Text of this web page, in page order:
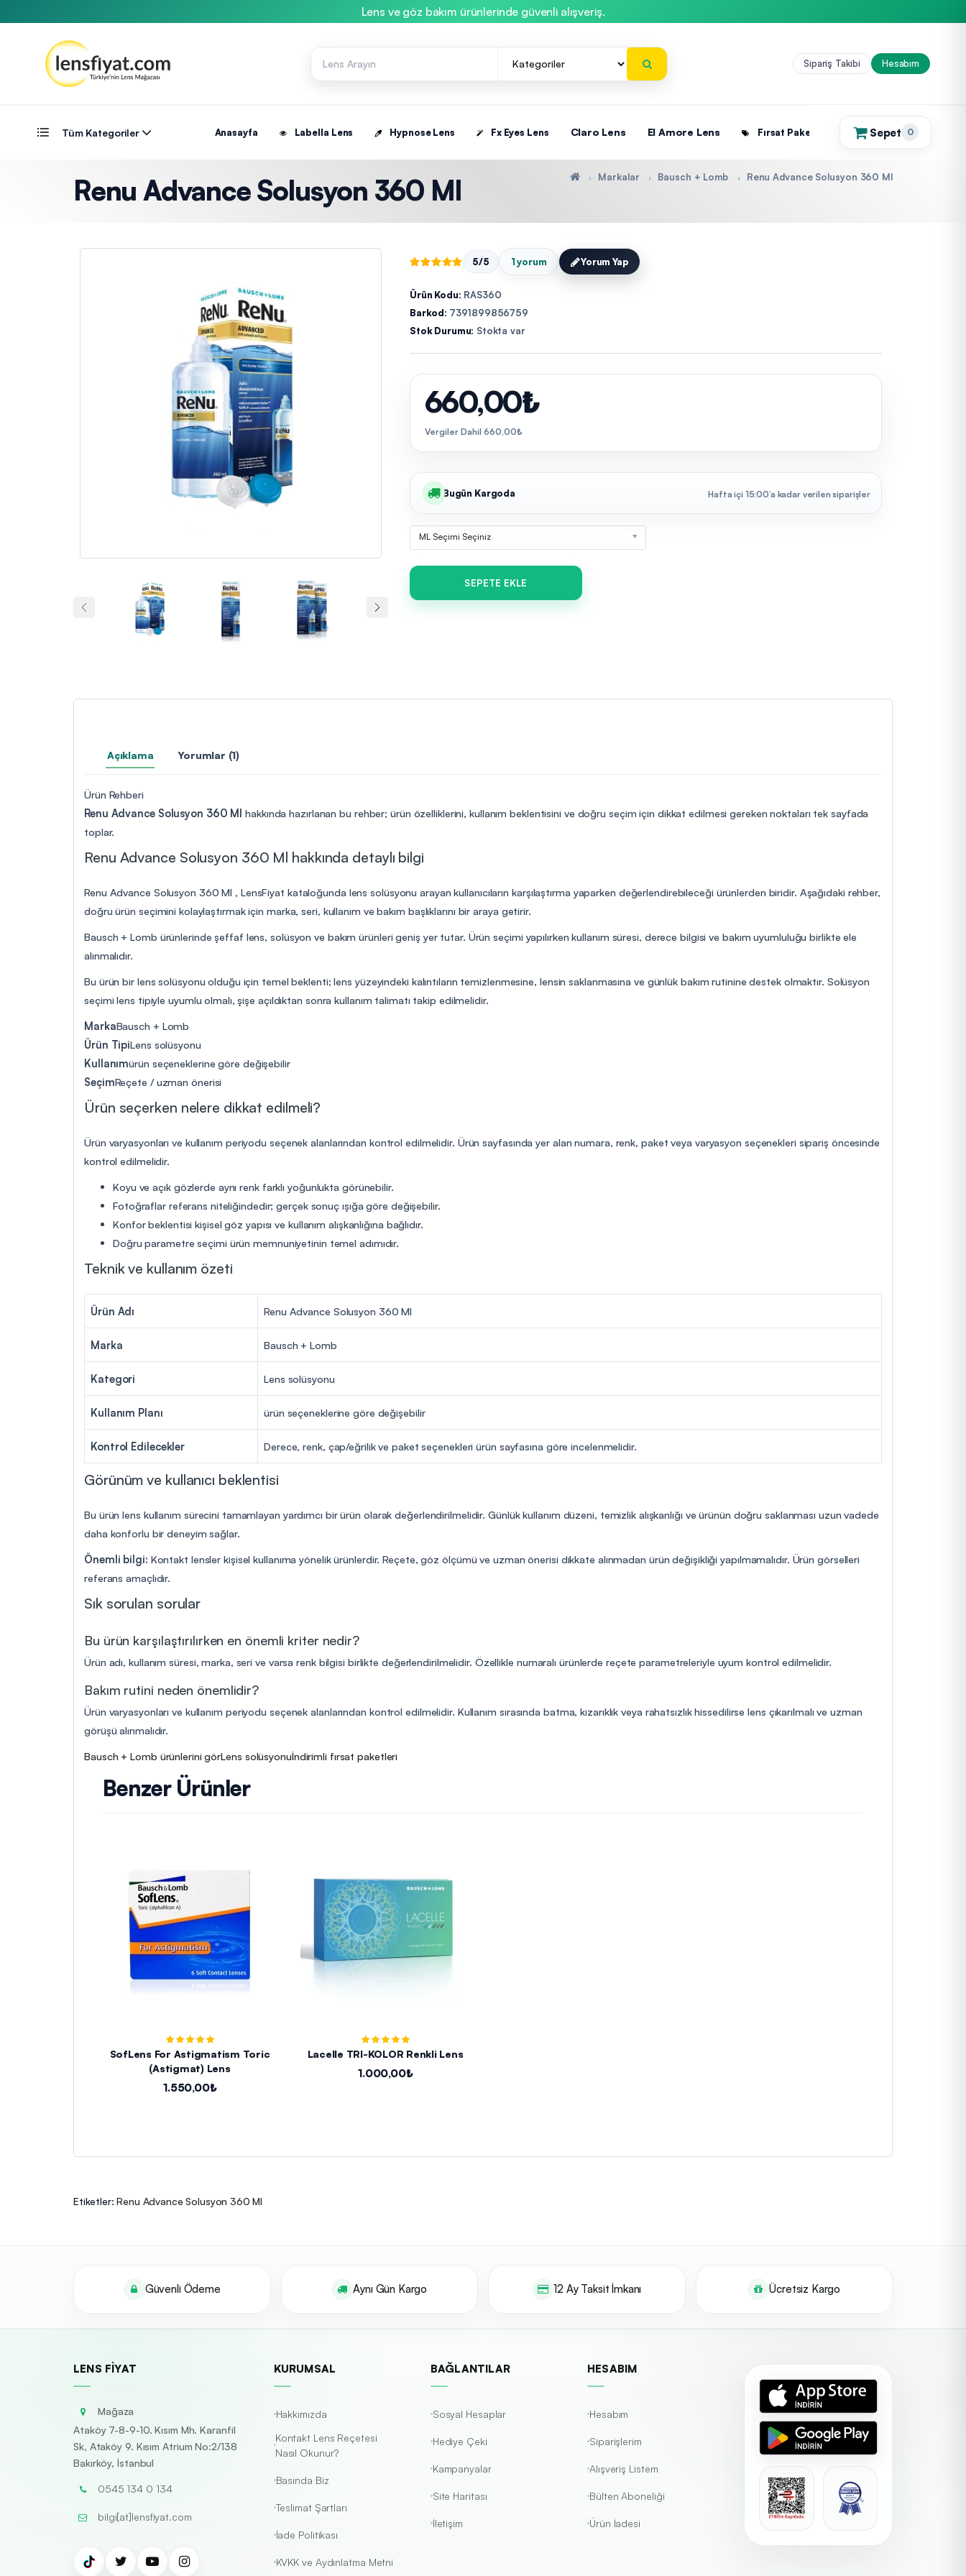
Lens ve göz bakım ürünlerinde güvenli alışveriş.
Sipariş Takibi Hesabım
Tüm Kategoriler Anasayfa Labella Lens Hypnose Lens Fx Eyes Lens Claro Lens El Amore Lens Fırsat Paketleri Sepet 0
(0)
Renu Advance Solusyon 360 Ml Markalar Bausch + Lomb Renu Advance Solusyon 360 Ml
5/5 1 yorum Yorum Yap
Ürün Kodu: RAS360
Barkod: 7391899856759
Stok Durumu: Stokta var
660,00₺
Vergiler Dahil 660,00₺
Bugün Kargoda Hafta içi 15:00’a kadar verilen siparişler
ML Seçimi Seçiniz
SEPETE EKLE
Açıklama Yorumlar (1)
Ürün Rehberi
Renu Advance Solusyon 360 Mlhakkında hazırlanan bu rehber; ürün özelliklerini, kullanım beklentisini ve doğru seçim için dikkat edilmesi gereken noktaları tek sayfada
toplar.
Renu Advance Solusyon 360 Ml hakkında detaylı bilgi
Renu Advance Solusyon 360 Ml , LensFiyat kataloğunda lens solüsyonu arayan kullanıcıların karşılaştırma yaparken değerlendirebileceği ürünlerden biridir. Aşağıdaki rehber,
doğru ürün seçimini kolaylaştırmak için marka, seri, kullanım ve bakım başlıklarını bir araya getirir.
Bausch + Lomb ürünlerinde şeffaf lens, solüsyon ve bakım ürünleri geniş yer tutar. Ürün seçimi yapılırken kullanım süresi, derece bilgisi ve bakım uyumluluğu birlikte ele
alınmalıdır.
Bu ürün bir lens solüsyonu olduğu için temel beklenti; lens yüzeyindeki kalıntıların temizlenmesine, lensin saklanmasına ve günlük bakım rutinine destek olmaktır. Solüsyon
seçimi lens tipiyle uyumlu olmalı, şişe açıldıktan sonra kullanım talimatı takip edilmelidir.
MarkaBausch + Lomb
Ürün TipiLens solüsyonu
Kullanımürün seçeneklerine göre değişebilir
SeçimReçete / uzman önerisi
Ürün seçerken nelere dikkat edilmeli?
Ürün varyasyonları ve kullanım periyodu seçenek alanlarından kontrol edilmelidir. Ürün sayfasında yer alan numara, renk, paket veya varyasyon seçenekleri sipariş öncesinde
kontrol edilmelidir.
Koyu ve açık gözlerde aynı renk farklı yoğunlukta görünebilir.
Fotoğraflar referans niteliğindedir; gerçek sonuç ışığa göre değişebilir.
Konfor beklentisi kişisel göz yapısı ve kullanım alışkanlığına bağlıdır.
Doğru parametre seçimi ürün memnuniyetinin temel adımıdır.
Teknik ve kullanım özeti
Ürün Adı Renu Advance Solusyon 360 Ml
Marka Bausch + Lomb
Kategori Lens solüsyonu
Kullanım Planı ürün seçeneklerine göre değişebilir
Kontrol Edilecekler Derece, renk, çap/eğrilik ve paket seçenekleri ürün sayfasına göre incelenmelidir.
Görünüm ve kullanıcı beklentisi
Bu ürün lens kullanım sürecini tamamlayan yardımcı bir ürün olarak değerlendirilmelidir. Günlük kullanım düzeni, temizlik alışkanlığı ve ürünün doğru saklanması uzun vadede
daha konforlu bir deneyim sağlar.
Önemli bilgi: Kontakt lensler kişisel kullanıma yönelik ürünlerdir. Reçete, göz ölçümü ve uzman önerisi dikkate alınmadan ürün değişikliği yapılmamalıdır. Ürün görselleri
referans amaçlıdır.
Sık sorulan sorular
Bu ürün karşılaştırılırken en önemli kriter nedir?
Ürün adı, kullanım süresi, marka, seri ve varsa renk bilgisi birlikte değerlendirilmelidir. Özellikle numaralı ürünlerde reçete parametreleriyle uyum kontrol edilmelidir.
Bakım rutini neden önemlidir?
Ürün varyasyonları ve kullanım periyodu seçenek alanlarından kontrol edilmelidir. Kullanım sırasında batma, kızarıklık veya rahatsızlık hissedilirse lens çıkarılmalı ve uzman
görüşü alınmalıdır.
Bausch + Lomb ürünlerini görLens solüsyonuİndirimli fırsat paketleri
Benzer Ürünler
SofLens For Astigmatism Toric
(Astigmat) Lens
1.550,00₺
Lacelle TRI-KOLOR Renkli Lens
1.000,00₺
Etiketler:Renu Advance Solusyon 360 Ml
Güvenli Ödeme Aynı Gün Kargo 12 Ay Taksit İmkanı Ücretsiz Kargo
LENS FIYAT
Mağaza
Ataköy 7-8-9-10. Kısım Mh. Karanfil
Sk, Ataköy 9. Kısım Atrium No:2/138
Bakırköy, İstanbul
0545 134 0 134
bilgi[at]lensfiyat.com
KURUMSAL
Hakkımızda
Kontakt Lens Reçetesi
Nasıl Okunur?
Basında Biz
Teslimat Şartları
İade Politikası
KVKK ve Aydınlatma Metni
BAĞLANTILAR
Sosyal Hesaplar
Hediye Çeki
Kampanyalar
Site Haritası
İletişim
HESABIM
Hesabım
Siparişlerim
Alışveriş Listem
Bülten Aboneliği
Ürün İadesi